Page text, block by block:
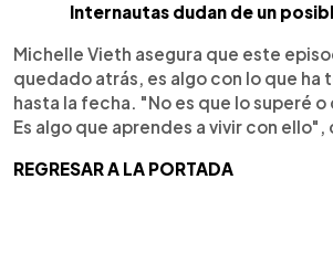
Internautas dudan de un
Michelle Vieth asegura que este
quedado atrás, es algo con lo que ha
hasta la fecha. "No es que lo superé
Es algo que aprendes a vivir con
REGRESAR A LA PORTADA